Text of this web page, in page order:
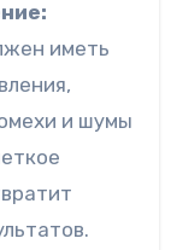
иметь
и шумы